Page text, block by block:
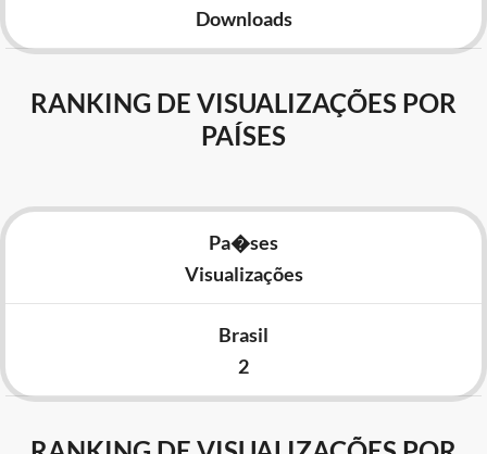
Downloads
RANKING DE VISUALIZAÇÕES POR
PAÍSES
Pa�ses
Visualizações
Brasil
2